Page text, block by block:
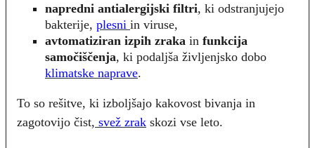
napredni antialergijski filtri, ki odstranjujejo
bakterije, plesni in viruse,
avtomatiziran izpih zraka in funkcija
samočiščenja, ki podaljša življenjsko dobo
klimatske naprave.
To so rešitve, ki izboljšajo kakovost bivanja in
zagotovijo čist, svež zrak skozi vse leto.